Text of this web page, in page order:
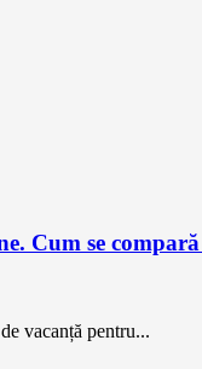
Cum se
vacanță pentru...